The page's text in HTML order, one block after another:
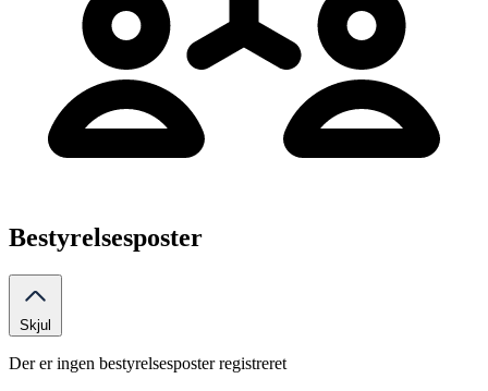
Bestyrelsesposter
Skjul
Der er ingen bestyrelsesposter registreret